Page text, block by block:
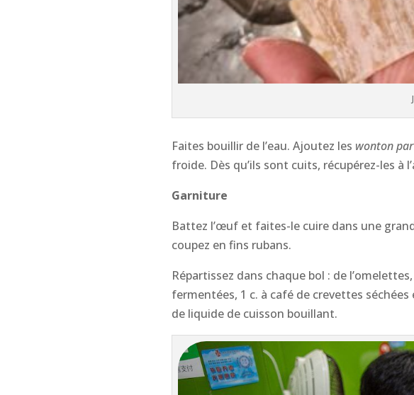
Faites bouillir de l’eau. Ajoutez les wonton
froide. Dès qu’ils sont cuits, récupérez-les à
Garniture
Battez l’œuf et faites-le cuire dans une
coupez en fins rubans.
Répartissez dans chaque bol : de
fermentées, 1 c. à café de crevettes
de liquide de cuisson bouillant.